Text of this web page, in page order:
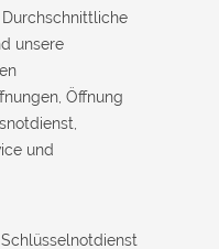
unsere
Öffnung
und